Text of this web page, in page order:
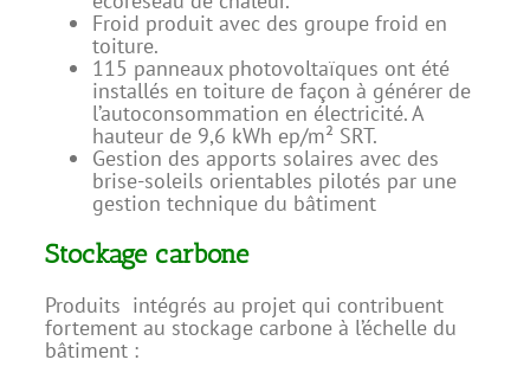
Froid produit avec des groupe froid en
toiture.
115 panneaux photovoltaïques ont été
installés en toiture de façon à générer de
l’autoconsommation en électricité. A
hauteur de 9,6 kWh ep/m² SRT.
Gestion des apports solaires avec des
brise-soleils orientables pilotés par une
gestion technique du bâtiment
Stockage carbone
Produits intégrés au projet qui contribuent
fortement au stockage carbone à l’échelle du
bâtiment :